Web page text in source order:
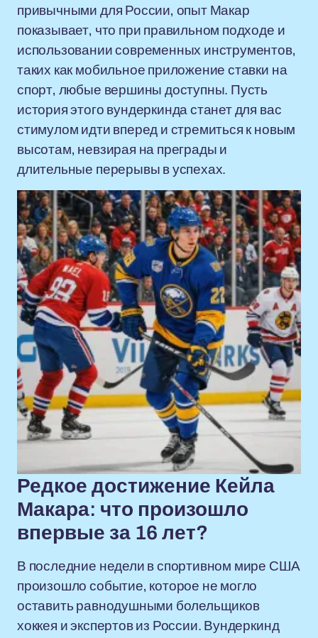
привычными для России, опыт Макар
показывает, что при правильном подходе и
использовании современных инструментов,
таких как мобильное приложение ставки на
спорт, любые вершины доступны. Пусть
история этого вундеркинда станет для вас
стимулом идти вперед и стремиться к новым
высотам, невзирая на преграды и
длительные перерывы в успехах.
Редкое достижение Кейла
Макара: что произошло
впервые за 16 лет?
В последние недели в спортивном мире США
произошло событие, которое не могло
оставить равнодушными болельщиков
хоккея и экспертов из России. Вундеркинд